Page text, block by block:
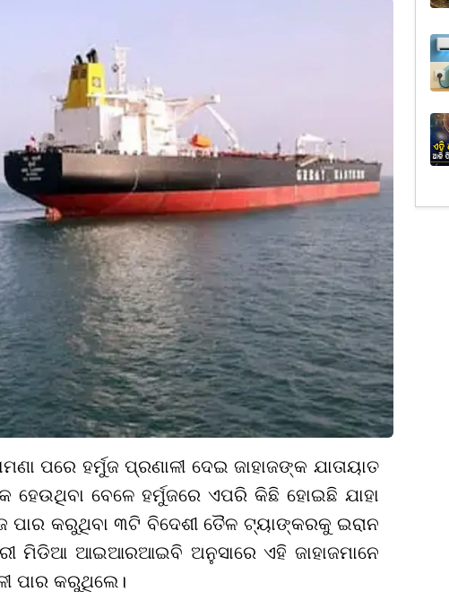
ପରେ ହର୍ମୁଜ ପ୍ରଣାଳୀ ଦେଇ ଜାହାଜଙ୍କ ଯାତାୟାତ
ବେଳେ ହର୍ମୁଜରେ ଏପରି କିଛି ହୋଇଛି ଯାହା
ପାର କରୁଥିବା ୩ଟି ବିଦେଶୀ ତୈଳ ଟ୍ୟାଙ୍କରକୁ ଇରାନ
ମିଡିଆ ଆଇଆରଆଇବି ଅନୁସାରେ ଏହି ଜାହାଜମାନେ
ପାର କରୁଥିଲେ।